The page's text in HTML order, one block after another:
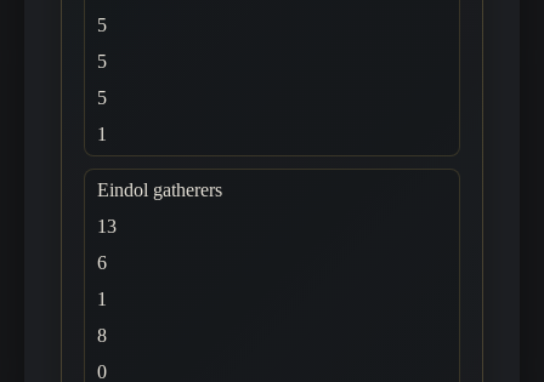
5
5
5
1
Eindol gatherers
13
6
1
8
0